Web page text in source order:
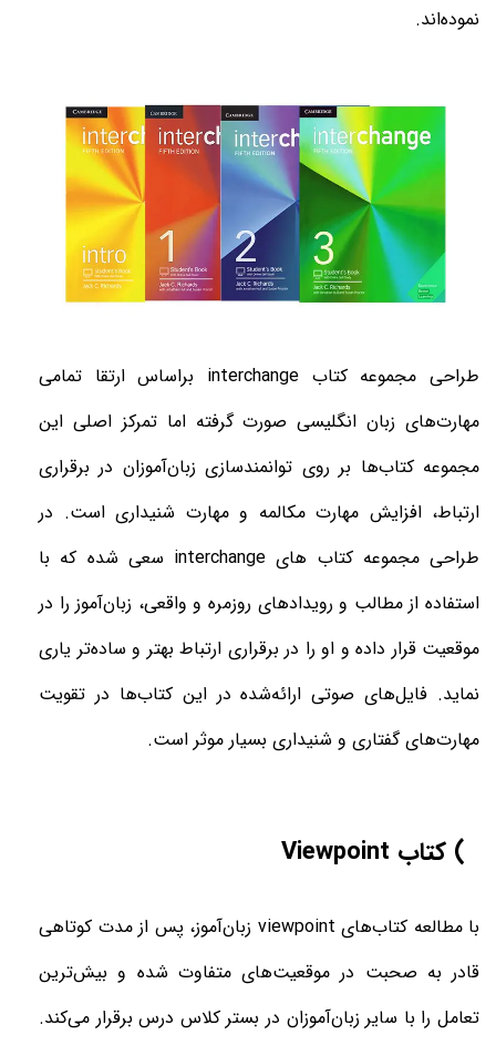
نموده‌اند.
طراحی مجموعه کتاب interchange براساس ارتقا تمامی
مهارت‌های زبان انگلیسی صورت گرفته اما تمرکز اصلی این
مجموعه کتاب‌ها بر روی توانمندسازی زبان‌آموزان در برقراری
ارتباط، افزایش مهارت مکالمه و مهارت شنیداری است. در
طراحی مجموعه کتاب هایinterchange سعی شده که با
استفاده از مطالب و رویدادهای روزمره و واقعی، زبان‌آموز را در
موقعیت قرار داده و او را در برقراری ارتباط بهتر و ساده‌تر یاری
نماید. فایل‌های صوتی ارائه‌شده در این کتاب‌ها در تقویت
مهارت‌های گفتاری و شنیداری بسیار موثر است.
Viewpoint
با مطالعه کتاب‌های viewpoint زبان‌آموز، پس از مدت کوتاهی
قادر به صحبت در موقعیت‌های متفاوت شده و بیش‌ترین
تعامل را با سایر زبان‌آموزان در بستر کلاس درس برقرار می‌کند.